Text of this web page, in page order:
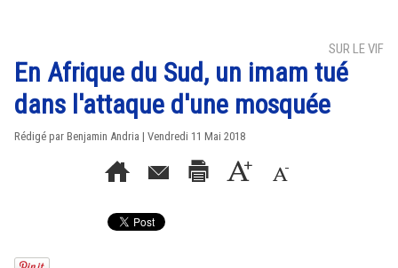
SUR LE VIF
En Afrique du Sud, un imam tué
dans l'attaque d'une mosquée
Rédigé par Benjamin Andria | Vendredi 11 Mai 2018